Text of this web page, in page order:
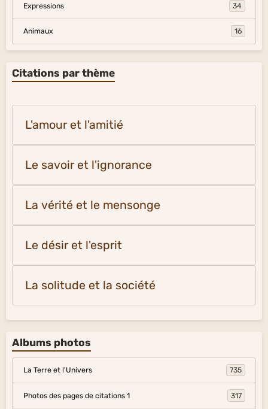
Expressions 34
Animaux 16
Citations par thème
L'amour et l'amitié
Le savoir et l'ignorance
La vérité et le mensonge
Le désir et l'esprit
La solitude et la société
Albums photos
La Terre et l'Univers 735
Photos des pages de citations 1 317